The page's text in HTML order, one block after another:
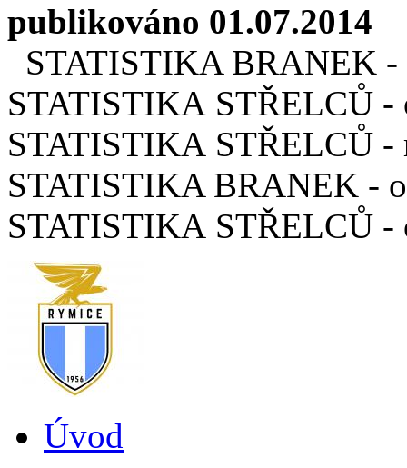
publikováno 01.07.2014
STATISTIKA BRANEK
STATISTIKA STŘELCŮ -
STATISTIKA STŘELCŮ
STATISTIKA BRANEK -
STATISTIKA STŘELCŮ -
Úvod